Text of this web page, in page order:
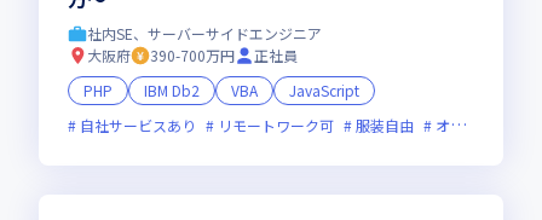
社内SE、サーバーサイドエンジニア
大阪府
390-700万円
正社員
PHP
IBM Db2 VBA
JavaScript
自社サービスあり
リモートワーク可 服装自由 オンライン選考可